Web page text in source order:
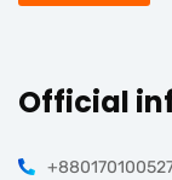
Official